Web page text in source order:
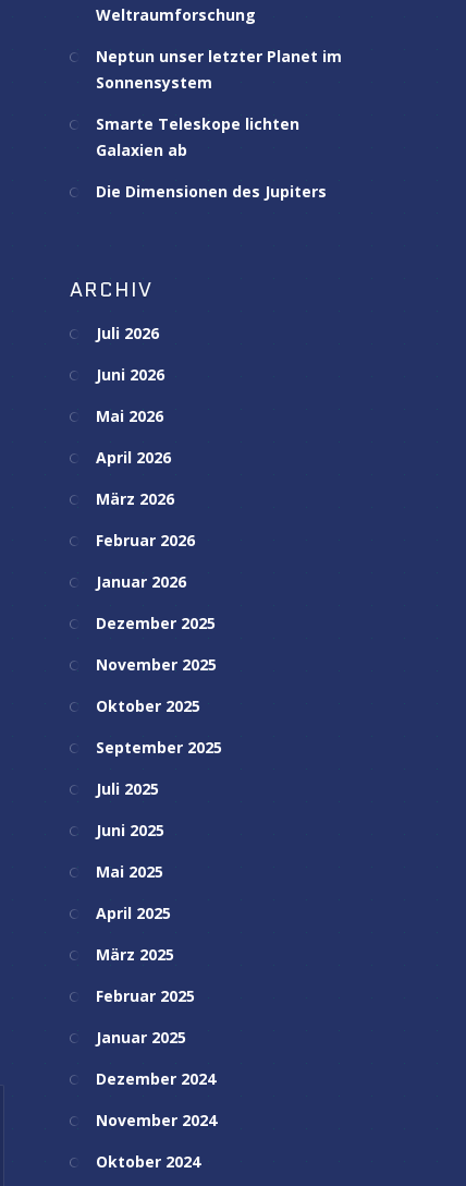
Weltraumforschung
Neptun unser letzter Planet im
Sonnensystem
Smarte Teleskope lichten
Galaxien ab
Die Dimensionen des Jupiters
ARCHIV
Juli 2026
Juni 2026
Mai 2026
April 2026
März 2026
Februar 2026
Januar 2026
Dezember 2025
November 2025
Oktober 2025
September 2025
Juli 2025
Juni 2025
Mai 2025
April 2025
März 2025
Februar 2025
Januar 2025
Dezember 2024
November 2024
Oktober 2024